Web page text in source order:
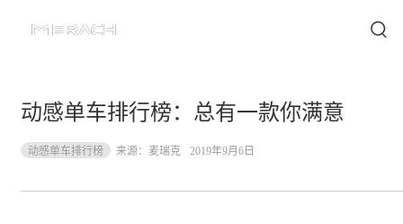
动感单车排行榜：总有一款你满意
动感单车排行榜 来源： 麦瑞克 2019年9月6日